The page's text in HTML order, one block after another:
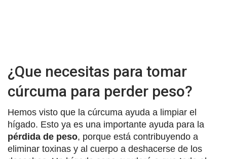
¿Que necesitas para tomar
cúrcuma para perder peso?
Hemos visto que la cúrcuma ayuda a limpiar el
hígado. Esto ya es una importante ayuda para la
pérdida de peso, porque está contribuyendo a
eliminar toxinas y al cuerpo a deshacerse de los